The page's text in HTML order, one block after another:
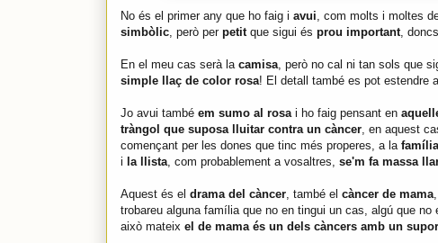
No és el primer any que ho faig i avui , com molts i moltes
simbòlic , però per petit que sigui és prou important ,
En el meu cas serà la camisa , però no cal ni tan sols que
simple llaç de color rosa! El detall també es pot estendre
Jo avui també em sumo al rosa i ho faig pensant en
tràngol que suposa lluitar contra un càncer , en aquest
començant per les dones que tinc més properes, a la família
i la llista , com probablement a vosaltres, se'm fa massa
Aquest és el drama del càncer , també el càncer de mama
trobareu alguna família que no en tingui un cas, algú que
això mateix el de mama és un dels càncers amb un